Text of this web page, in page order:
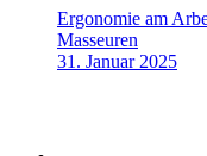
Ergonomie am
Masseuren
31. Januar 2025